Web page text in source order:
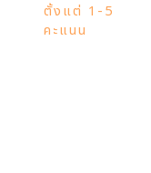
ตั้งแต่ 1-5
คะแนน